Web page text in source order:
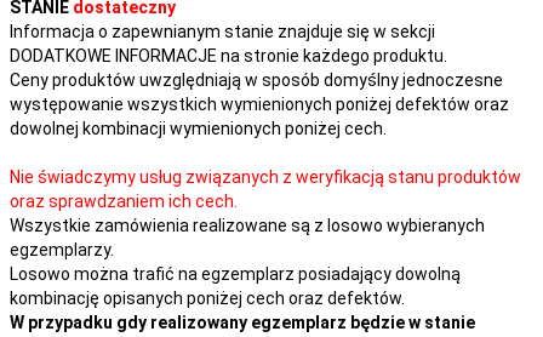
STANIE dostateczny
Informacja o zapewnianym stanie znajduje się w sekcji
DODATKOWE INFORMACJE na stronie każdego produktu.
Ceny produktów uwzględniają w sposób domyślny jednoczesne
występowanie wszystkich wymienionych poniżej defektów oraz
dowolnej kombinacji wymienionych poniżej cech.
Nie świadczymy usług związanych z weryfikacją stanu produktów
oraz sprawdzaniem ich cech.
Wszystkie zamówienia realizowane są z losowo wybieranych
egzemplarzy.
Losowo można trafić na egzemplarz posiadający dowolną
kombinację opisanych poniżej cech oraz defektów.
W przypadku gdy realizowany egzemplarz będzie w stanie